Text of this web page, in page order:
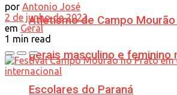
Atletismo de Campo
gerais masculino e feminino
Escolares do Paraná
por Antonio José
2 de junho de 2023
em Geral
1 min read